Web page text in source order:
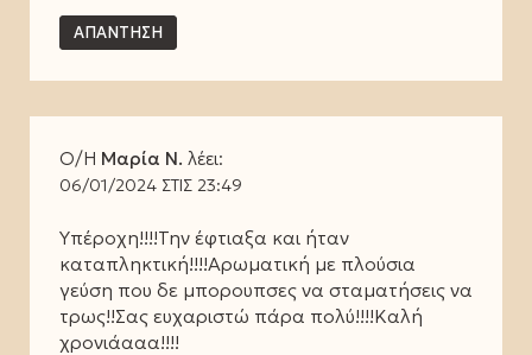
ΑΠΆΝΤΗΣΗ
Ο/Η Μαρία Ν. λέει:
06/01/2024 ΣΤΙΣ 23:49
Υπέροχη!!!!Την έφτιαξα και ήταν
καταπληκτική!!!!Αρωματική με πλούσια
γεύση που δε μπορουπσες να σταματήσεις να
τρως!!Σας ευχαριστώ πάρα πολύ!!!!Καλή
χρονιάααα!!!!